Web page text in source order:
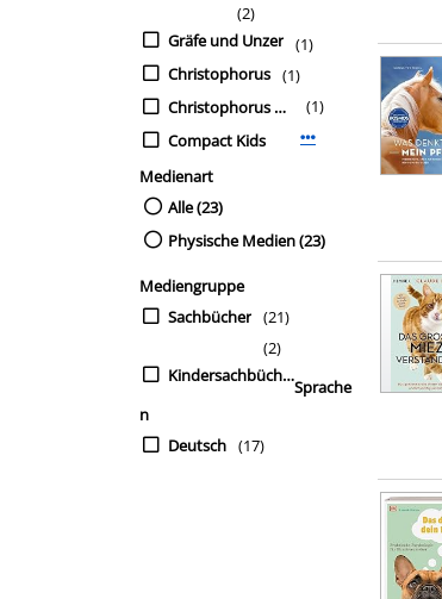
Gräfe und Unzer
(2)
Christophorus
(1)
Christophorus Verlag
(1)
Compact Kids
(1)
Mehr Verlag-
Medienart
Alle (23)
Physische Medien (23)
Mediengruppe
Sachbücher (21)
Kindersachbücher
(2)
Sprache
n
Deutsch (17)